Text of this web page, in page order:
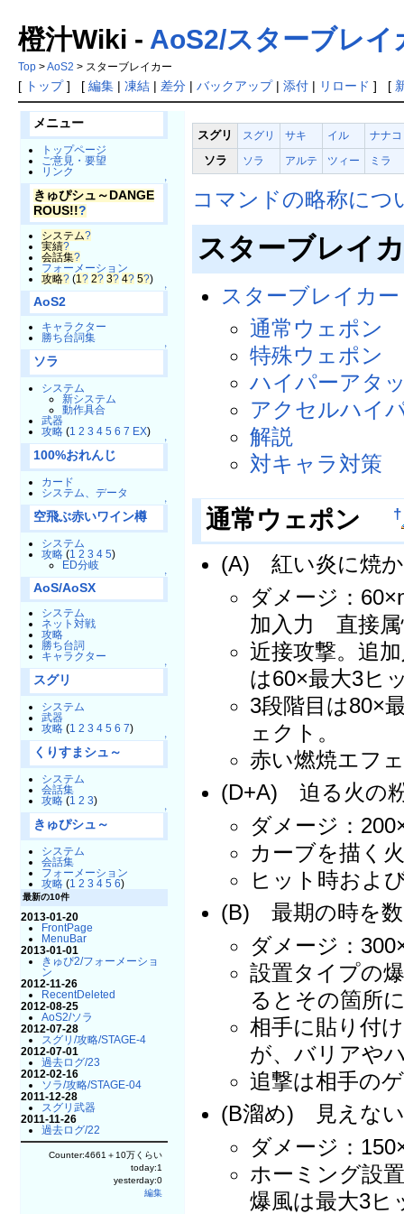
橙汁Wiki - AoS2/スターブレイ
Top>AoS2 > スターブレイカー
[ トップ] [ 編集| 凍結| 差分| バックアップ| 添付| リロード ] [
メニュー
トップページ
ご意見・要望
リンク
↑
きゅぴシュ～DANGE
ROUS!!?
システム?
実績?
会話集?
フォーメーション
攻略?(1 ? 2? 3? 4? 5?)
↑
AoS2
キャラクター
勝ち台詞集
↑
ソラ
システム
新システム
動作具合
武器
攻略(1 2 3 4 5 6 7 EX)
↑
100%おれんじ
カード
システム、データ
↑
空飛ぶ赤いワイン樽
システム
攻略(1 2 3 4 5)
ED分岐
↑
AoS/AoSX
システム
ネット対戦
攻略
勝ち台詞
キャラクター
↑
スグリ
システム
武器
攻略(1 2 3 4 5 6 7)
↑
くりすまシュ～
システム
会話集
攻略(1 2 3)
↑
きゅぴシュ～
システム
会話集
フォーメーション
攻略(1 2 3 4 5 6)
最新の10件
2013-01-20
FrontPage
MenuBar
2013-01-01
きゅぴ2/フォーメーショ
ン
2012-11-26
RecentDeleted
2012-08-25
AoS2/ソラ
2012-07-28
スグリ/攻略/STAGE-4
2012-07-01
過去ログ/23
2012-02-16
ソラ/攻略/STAGE-04
2011-12-28
スグリ武器
2011-11-26
過去ログ/22
Counter:4661＋10万くらい
today:1
yesterday:0
編集
スグリ スグリ サキ イル ナナコ
ソラ ソラ アルテ ツィー ミラ
コマンドの略称につ
スターブレイ
スターブレイカー
通常ウェポ
特殊ウェポ
ハイパーア
アクセルハ
解説
対キャラ対策
通常ウェポン †
(A) 紅い炎に焼
ダメージ：
加入力 直接属
近接攻撃。追
は60×最大3ヒ
3段階目は80×
ェクト。
赤い燃焼エフ
(D+A) 迫る火の
ダメージ：
カーブを描く
ヒット時およ
(B) 最期の時を
ダメージ：
設置タイプの
るとその箇所
相手に貼り付
が、バリアや
追撃は相手の
(B溜め) 見えな
ダメージ：
ホーミング設
爆風は最大3ヒ